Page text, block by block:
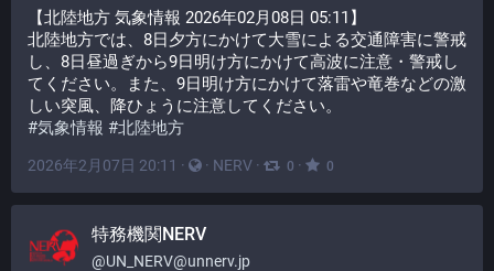
【北陸地方 気象情報 2026年02月08日 05:11】
北陸地方では、8日夕方にかけて大雪による交通障害に警戒
し、8日昼過ぎから9日明け方にかけて高波に注意・警戒し
てください。また、9日明け方にかけて落雷や竜巻などの激
しい突風、降ひょうに注意してください。
#気象情報 #北陸地方
2026年2月07日 20:11 · · NERV · 0 · 0
特務機関NERV
@UN_NERV@unnerv.jp